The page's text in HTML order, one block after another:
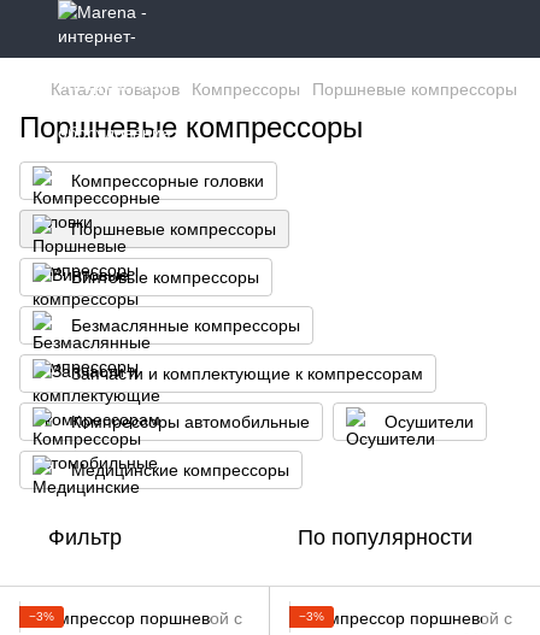
Каталог товаров Компрессоры Поршневые компрессоры
Поршневые компрессоры
Компрессорные головки
Поршневые компрессоры
Винтовые компрессоры
Безмаслянные компрессоры
Запчасти и комплектующие к компрессорам
Компрессоры автомобильные Осушители
Медицинские компрессоры
Фильтр По популярности
−3% −3%